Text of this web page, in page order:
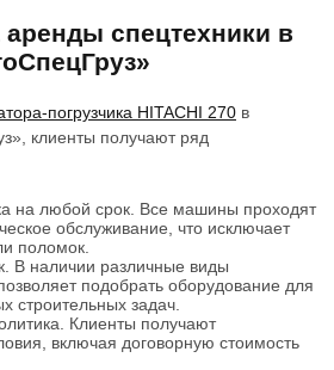
спецтехники в
погрузчика HITACHI 270 в
клиенты получают ряд
на любой срок. Все машины проходят
обслуживание, что исключает
поломок.
В наличии различные виды
подобрать оборудование для
строительных задач.
Клиенты получают
включая договорную стоимость